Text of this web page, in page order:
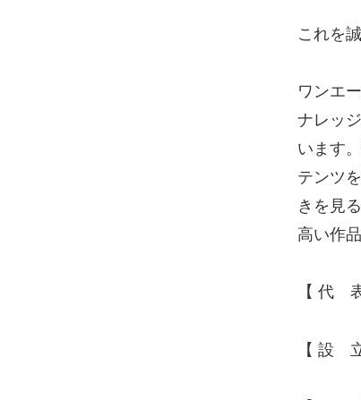
これを
ワンエ
ナレッ
います
テンツ
きを見
高い作
【 代
【 設